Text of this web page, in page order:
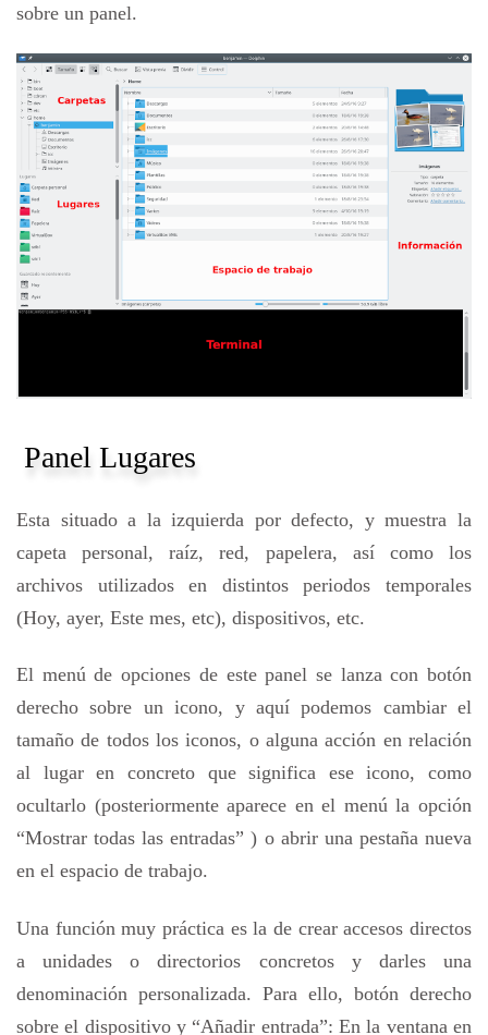
sobre un panel.
Panel Lugares
Esta situado a la izquierda por defecto, y muestra la
capeta personal, raíz, red, papelera, así como los
archivos utilizados en distintos periodos temporales
(Hoy, ayer, Este mes, etc), dispositivos, etc.
El menú de opciones de este panel se lanza con botón
derecho sobre un icono, y aquí podemos cambiar el
tamaño de todos los iconos, o alguna acción en relación
al lugar en concreto que significa ese icono, como
ocultarlo (posteriormente aparece en el menú la opción
“Mostrar todas las entradas” ) o abrir una pestaña nueva
en el espacio de trabajo.
Una función muy práctica es la de crear accesos directos
a unidades o directorios concretos y darles una
denominación personalizada. Para ello, botón derecho
sobre el dispositivo y “Añadir entrada”: En la ventana en